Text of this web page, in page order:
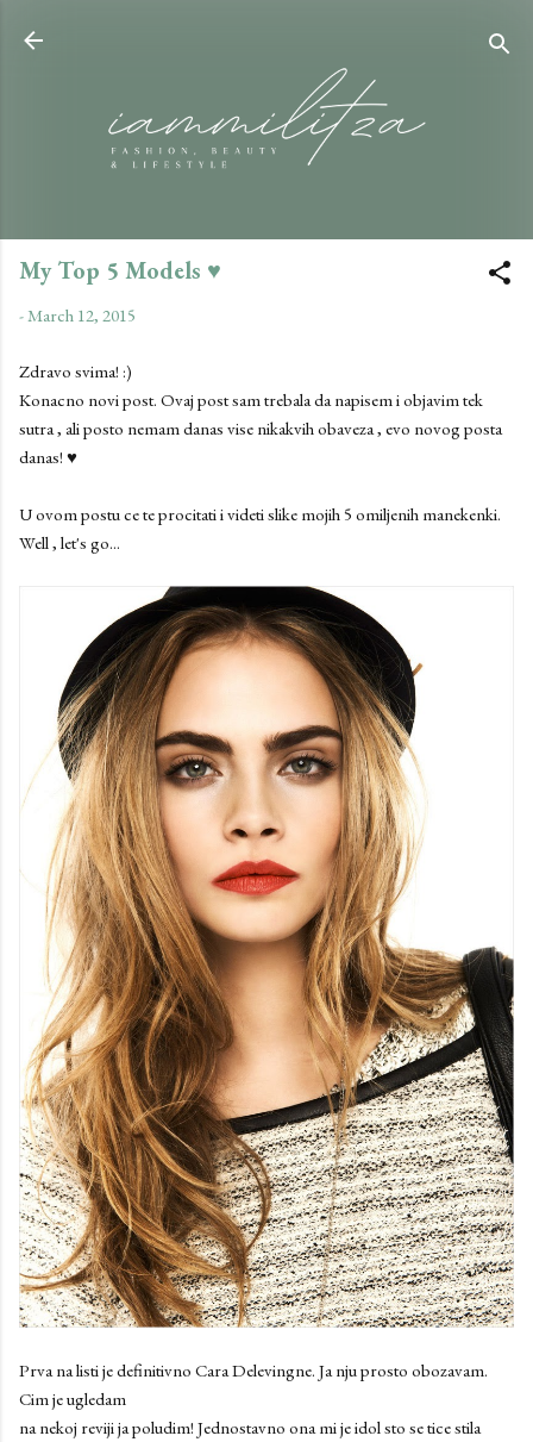
My Top 5 Models ♥
-March 12, 2015
Zdravo svima! :)
Konacno novi post. Ovaj post sam trebala da napisem i objavim tek
sutra , ali posto nemam danas vise nikakvih obaveza , evo novog posta
danas! ♥
U ovom postu ce te procitati i videti slike mojih 5 omiljenih manekenki.
Well , let's go...
Prva na listi je definitivno Cara Delevingne. Ja nju prosto obozavam.
Cim je ugledam
na nekoj reviji ja poludim! Jednostavno ona mi je idol sto se tice stila